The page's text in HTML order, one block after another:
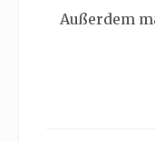
Außerdem